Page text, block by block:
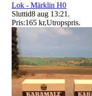
Lok - Märklin H0
Sluttid8 aug 13:21 .
Pris:165 kr,Utropspris.